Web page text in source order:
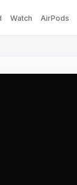
Watch AirPods